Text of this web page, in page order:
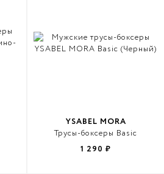
YSABEL MORA
Трусы-боксеры Basic
1 290 ₽